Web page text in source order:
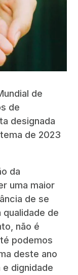
de
de
designada
de 2023
da
uma maior
de se
de
não é
podemos
deste ano
e dignidade